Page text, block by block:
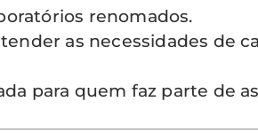
renomados.
as necessidades de
para quem faz parte de